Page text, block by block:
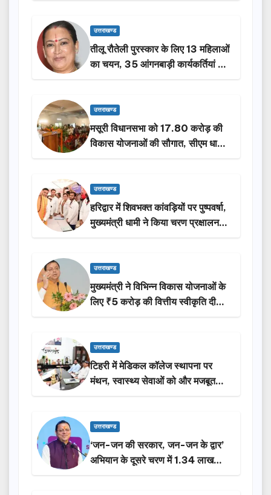
उत्तराखण्ड
तीलू रौतेली पुरस्कार के लिए 13 महिलाओं
का चयन, 35 आंगनबाड़ी कार्यकर्तियां भी
होंगी सम्मानित…
उत्तराखण्ड
मसूरी विधानसभा को 17.80 करोड़ की
विकास योजनाओं की सौगात, सीएम धामी
ने किया लोकार्पण-शिलान्यास.
उत्तराखण्ड
हरिद्वार में शिवभक्त कांवड़ियों पर पुष्पवर्षा,
मुख्यमंत्री धामी ने किया चरण प्रक्षालन…
उत्तराखण्ड
मुख्यमंत्री ने विभिन्न विकास योजनाओं के
लिए ₹5 करोड़ की वित्तीय स्वीकृति दी…
उत्तराखण्ड
टिहरी में मेडिकल कॉलेज स्थापना पर
मंथन, स्वास्थ्य सेवाओं को और मजबूत
करेगी सरकार: मुख्यमंत्री धामी…
उत्तराखण्ड
‘जन-जन की सरकार, जन-जन के द्वार’
अभियान के दूसरे चरण में 1.34 लाख
लोगों की भागीदारी…